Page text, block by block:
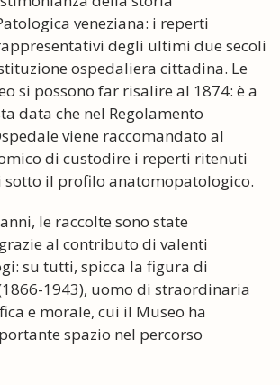
veneziana: i reperti
degli ultimi due secoli
ospedaliera cittadina. Le
si possono far risalire al 1874: è a
data che nel Regolamento
viene raccomandato al
di custodire i reperti ritenuti
sotto il profilo anatomopatologico.
le raccolte sono state
al contributo di valenti
su tutti, spicca la figura di
1943), uomo di straordinaria
e morale, cui il Museo ha
spazio nel percorso